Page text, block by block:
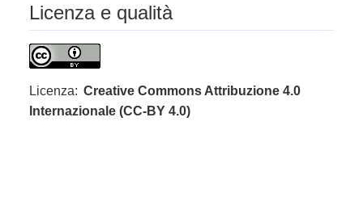
Licenza e qualità
Licenza: Creative Commons Attribuzione 4.0
Internazionale (CC-BY 4.0)